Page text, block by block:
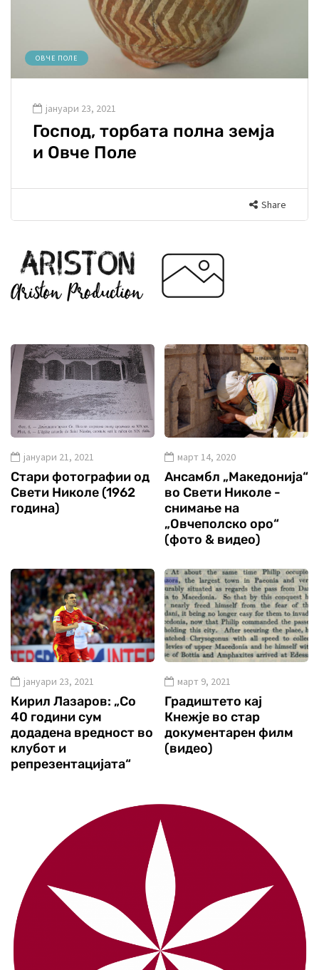
ОВЧЕ ПОЛЕ
јануари 23, 2021
Господ, торбата полна земја
и Овче Поле
Share
јануари 21, 2021
Стари фотографии од
Свети Николе (1962
година)
март 14, 2020
Ансамбл „Македонија“
во Свети Николе -
снимање на
„Овчеполско оро“
(фото & видео)
јануари 23, 2021
Кирил Лазаров: „Со
40 години сум
додадена вредност во
клубот и
репрезентацијата“
март 9, 2021
Градиштето кај
Кнежје во стар
документарен филм
(видео)